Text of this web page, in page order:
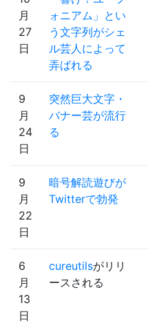
月
27
日
ォニアム」とい
う文字列がシェ
ル芸人によって
弄ばれる
9
月
24
日
突然巨大文字・
バナー芸が流行
る
9
月
22
日
暗号解読遊びが
Twitterで勃発
6
月
13
日
cureutilsがリリ
ースされる